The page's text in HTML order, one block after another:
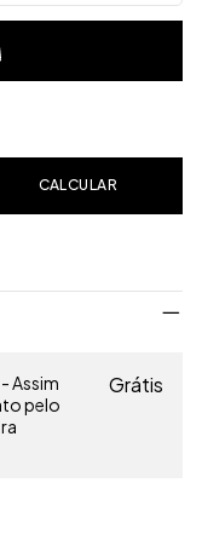
CALCULAR
Assim
pelo
Grátis